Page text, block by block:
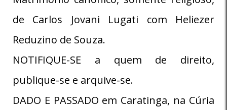
de Carlos Jovani Lugati com Heliezer
Reduzino de Souza.
NOTIFIQUE-SE a quem de direito,
publique-se e arquive-se.
DADO E PASSADO em Caratinga, na Cúria